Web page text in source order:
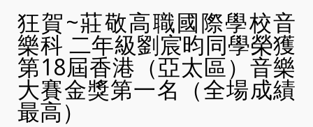
狂賀~莊敬高職國際學校音
樂科 二年級劉宸昀同學榮獲
第18屆香港（亞太區）音樂
大賽金獎第一名（全場成績
最高）